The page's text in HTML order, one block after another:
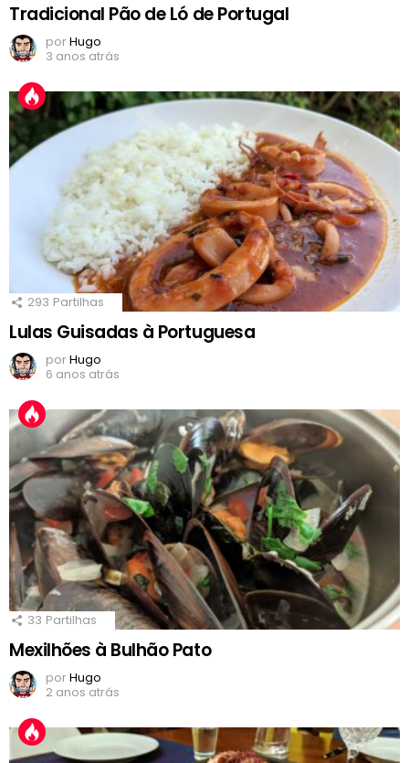
Tradicional Pão de Ló de Portugal
porHugo
3 anos atrás
293 Partilhas
Lulas Guisadas à Portuguesa
porHugo
6 anos atrás
33 Partilhas
Mexilhões à Bulhão Pato
porHugo
2 anos atrás